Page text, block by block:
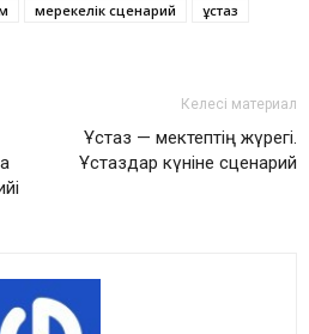
мерекелік сценарий
ұстаз
Келесі материал
Ұстаз — мектептің жүрегі.
Ұстаздар күніне сценарий